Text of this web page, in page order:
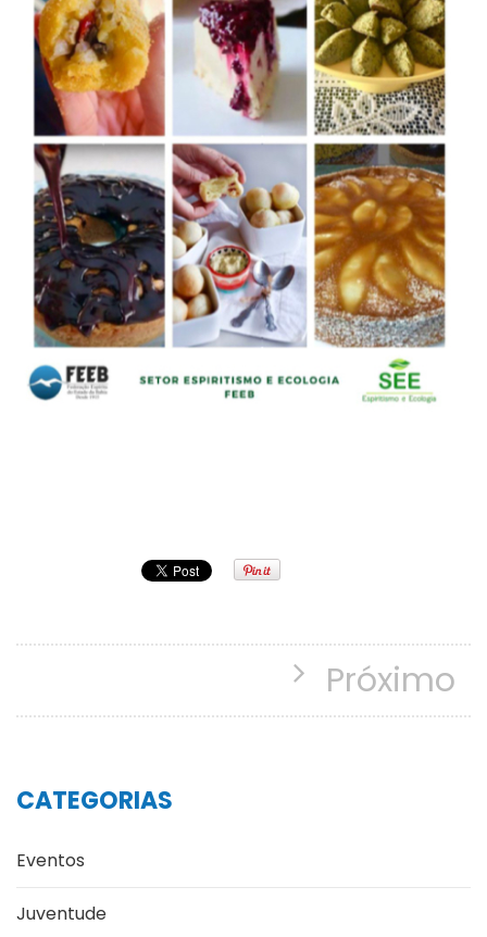
Próximo
CATEGORIAS
Eventos
Juventude